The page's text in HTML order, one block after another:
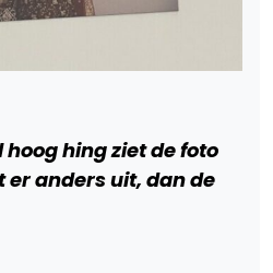
hing ziet de foto
anders uit, dan de